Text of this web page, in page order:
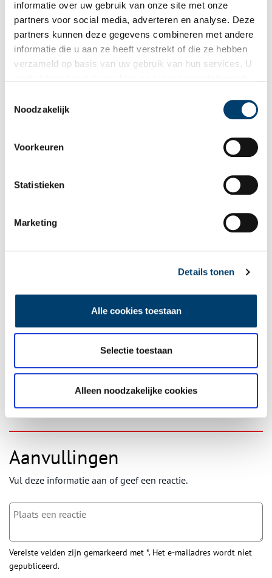
informatie over uw gebruik van onze site met onze
partners voor social media, adverteren en analyse. Deze
partners kunnen deze gegevens combineren met andere
informatie die u aan ze heeft verstrekt of die ze hebben
verzameld op basis van uw gebruik van hun services. U
Noodzakelijk
Voorkeuren
Statistieken
Marketing
Details tonen
Alle cookies toestaan
Selectie toestaan
Alleen noodzakelijke cookies
Haarlemmerpoort, Amsterdam, 2018. Beeld: Stadsherstel Amsterdam
Publicatiedatum: 06/06/2011
Ontvang de nieuwsbrief
laatste erfgoednieuws? Schrijf u dan nu in voor onze
wekelijkse nieuwsbrief!
Bij inschrijving gaat u akkoord met onsprivacybeleid.
Aanvullingen
Vul deze informatie aan of geef een reactie.
Vereiste velden zijn gemarkeerd met *. Het e-mailadres wordt niet
gepubliceerd.